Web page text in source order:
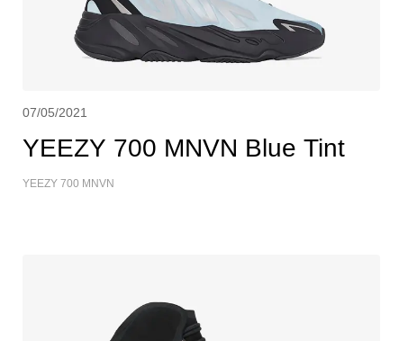
07/05/2021
YEEZY 700 MNVN Blue Tint
YEEZY 700 MNVN